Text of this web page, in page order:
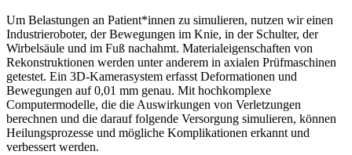
Um Belastungen an Patient*innen zu simulieren, nutzen wir einen
Industrieroboter, der Bewegungen im Knie, in der Schulter, der
Wirbelsäule und im Fuß nachahmt. Materialeigenschaften von
Rekonstruktionen werden unter anderem in axialen Prüfmaschinen
getestet. Ein 3D-Kamerasystem erfasst Deformationen und
Bewegungen auf 0,01 mm genau. Mit hochkomplexe
Computermodelle, die die Auswirkungen von Verletzungen
berechnen und die darauf folgende Versorgung simulieren, können
Heilungsprozesse und mögliche Komplikationen erkannt und
verbessert werden.